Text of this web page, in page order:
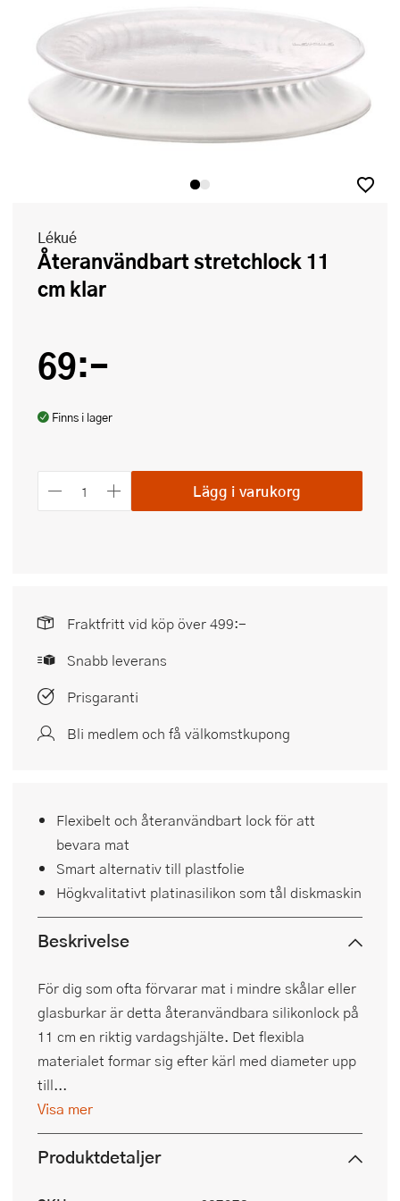
Lékué
Återanvändbart stretchlock 11
cm klar
69:-
Finns i lager
Lägg i varukorg
Fraktfritt vid köp över 499:-
Snabb leverans
Prisgaranti
Bli medlem och få välkomstkupong
Flexibelt och återanvändbart lock för att
bevara mat
Smart alternativ till plastfolie
Högkvalitativt platinasilikon som tål diskmaskin
Beskrivelse
För dig som ofta förvarar mat i mindre skålar eller
glasburkar är detta återanvändbara silikonlock på
11 cm en riktig vardagshjälte. Det flexibla
materialet formar sig efter kärl med diameter upp
till...
Visa mer
Produktdetaljer